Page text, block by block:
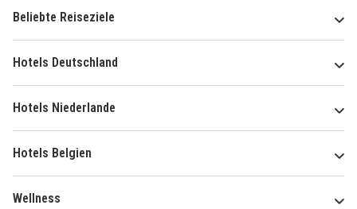
Beliebte Reiseziele
Hotels Deutschland
Hotels Niederlande
Hotels Belgien
Wellness